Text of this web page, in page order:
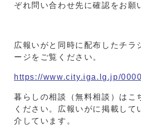
ぞれ問い合わせ先に確認をお願
広報いがと同時に配布したチラ
ージをご覧ください。
https://www.city.iga.lg.jp/
暮らしの相談（無料相談）はこ
ください。広報いがに掲載して
介しています。